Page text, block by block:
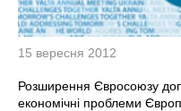
15 вересня 2012
Розширення Євросоюзу
економічні проблеми